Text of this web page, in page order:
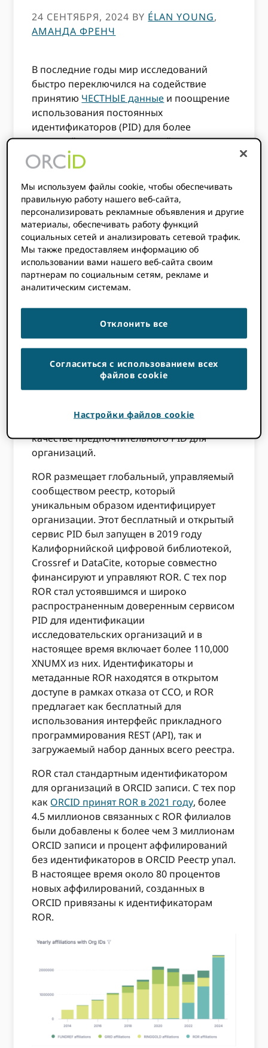
24 СЕНТЯБРЯ, 2024 BY ÉLAN YOUNG,
АМАНДА ФРЕНЧ
В последние годы мир исследований
быстро переключился на содействие
принятию ЧЕСТНЫЕ данные и поощрение
использования постоянных
идентификаторов (PID) для более
открытой и взаимосвязанной
исследовательской экосистемы. Хотя
существует множество различных типов
PID, обычно считается, что есть пять
основных типов PID:
PID для людей, т.е. исследователей и
участников (например, ORCID ID)
PID для цифровых объектов, таких как
публикации (например, DOI)
PID для исследовательской
PID для грантов и финансирования
(например, DOI гранта) и
организаций (например, ROR ID)
почему и как он ORCID поддерживает ROR
(Реестр исследовательских организаций) в
качестве предпочтительного PID для
организаций.
ROR размещает глобальный, управляемый
сообществом реестр, который
уникальным образом идентифицирует
организации. Этот бесплатный и открытый
сервис PID был запущен в 2019 году
Калифорнийской цифровой библиотекой,
Crossref и DataCite, которые совместно
финансируют и управляют ROR. С тех пор
ROR стал устоявшимся и широко
распространенным доверенным сервисом
PID для идентификации
исследовательских организаций и в
настоящее время включает более 110,000
XNUMX из них. Идентификаторы и
метаданные ROR находятся в открытом
доступе в рамках отказа от CCO, и ROR
предлагает как бесплатный для
использования интерфейс прикладного
программирования REST (API), так и
загружаемый набор данных всего реестра.
ROR стал стандартным идентификатором
для организаций в ORCID записи. С тех пор
как ORCID принят ROR в 2021 году, более
4.5 миллионов связанных с ROR филиалов
были добавлены к более чем 3 миллионам
ORCID записи и процент аффилирований
без идентификаторов в ORCID Реестр упал.
В настоящее время около 80 процентов
новых аффилирований, созданных в
ORCID привязаны к идентификаторам
ROR.
Мы используем файлы cookie, чтобы обеспечивать
правильную работу нашего веб-сайта,
персонализировать рекламные объявления и другие
материалы, обеспечивать работу функций
социальных сетей и анализировать сетевой трафик.
Мы также предоставляем информацию об
использовании вами нашего веб-сайта своим
партнерам по социальным сетям, рекламе и
аналитическим системам.
Отклонить все
Согласиться с использованием всех
файлов cookie
Настройки файлов cookie